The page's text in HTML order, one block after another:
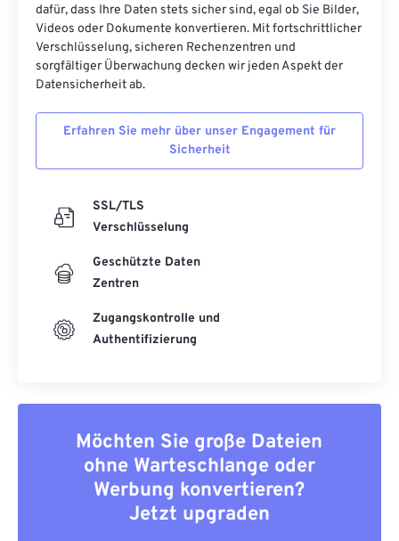
dafür, dass Ihre Daten stets sicher sind, egal ob Sie Bilder,
Videos oder Dokumente konvertieren. Mit fortschrittlicher
Verschlüsselung, sicheren Rechenzentren und
sorgfältiger Überwachung decken wir jeden Aspekt der
Datensicherheit ab.
Erfahren Sie mehr über unser Engagement für
Sicherheit
SSL/TLS
Verschlüsselung
Geschützte Daten
Zentren
Zugangskontrolle und
Authentifizierung
Möchten Sie große Dateien
ohne Warteschlange oder
Werbung konvertieren?
Jetzt upgraden